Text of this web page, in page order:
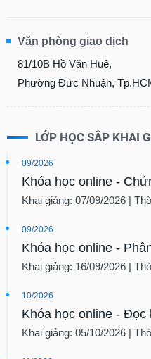
Văn phòng giao dịch
81/10B Hồ Văn Huê,
Phường Đức Nhuận,
LỚP HỌC SẮP KHAI
09/2026
Khóa học online -
Khai giảng: 07/09/2026 |
09/2026
Khóa học online -
Khai giảng: 16/09/2026 |
10/2026
Khóa học online - Đọc
Khai giảng: 05/10/2026 |